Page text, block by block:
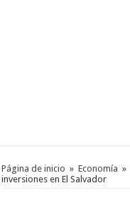
Página de inicio » Economía »
inversiones en El Salvador